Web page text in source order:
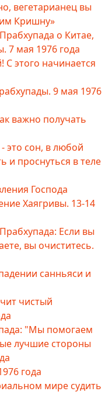
вегетарианец вы
Кришну»
о Китае,
7 мая 1976 года
С этого начинается
9 мая 1976
важно получать
это сон, в любой
и проснуться в теле
Господа
Хаягривы. 13-14
Если вы
вы очиститесь.
санньяси и
чистый
"Мы помогаем
лучшие стороны
года
мире судить